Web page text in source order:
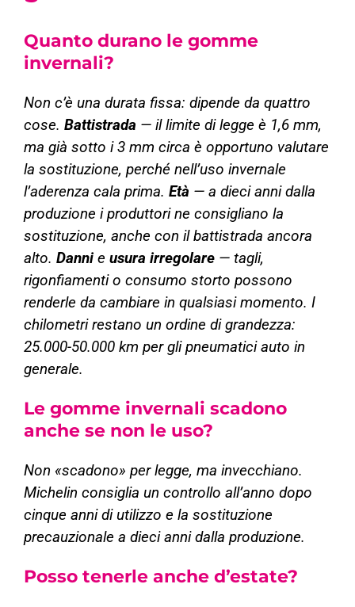
Quanto durano le gomme
invernali?
Non c’è una durata fissa: dipende da quattro
cose. Battistrada — il limite di legge è 1,6 mm,
ma già sotto i 3 mm circa è opportuno valutare
la sostituzione, perché nell’uso invernale
l’aderenza cala prima. Età — a dieci anni dalla
produzione i produttori ne consigliano la
sostituzione, anche con il battistrada ancora
alto. Danni e usura irregolare — tagli,
rigonfiamenti o consumo storto possono
renderle da cambiare in qualsiasi momento. I
chilometri restano un ordine di grandezza:
25.000-50.000 km per gli pneumatici auto in
generale.
Le gomme invernali scadono
anche se non le uso?
Non «scadono» per legge, ma invecchiano.
Michelin consiglia un controllo all’anno dopo
cinque anni di utilizzo e la sostituzione
precauzionale a dieci anni dalla produzione.
Posso tenerle anche d’estate?